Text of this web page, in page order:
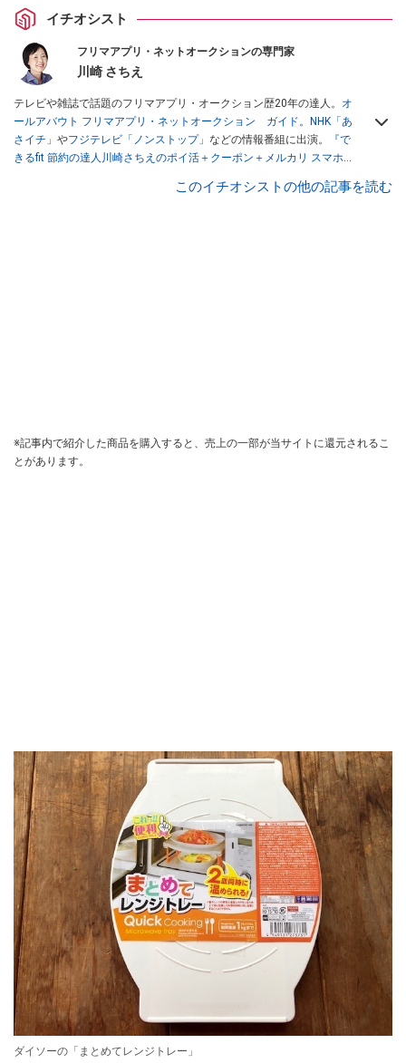
イチオシスト
フリマアプリ・ネットオークションの専門家
川崎 さちえ
テレビや雑誌で話題のフリマアプリ・オークション歴20年の達人。 オ
ールアバウト フリマアプリ・ネットオークション ガイド。
NHK「あ
さイチ」 やフジテレビ「ノンストップ」 などの情報番組に出演。
『で
きるfit 節約の達人川崎さちえのポイ活＋クーポン＋メルカリ スマホで
スマホ1つでスキマ時間に効率的に稼ぐ！』（翔泳社刊） ほか著書多
このイチオシストの他の記事を読む
※記事内で紹介した商品を購入すると、売上の一部が当サイトに還元されるこ
とがあります。
ダイソーの「まとめてレンジトレー」